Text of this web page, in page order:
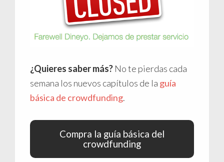
¿Quieres saber más? No te pierdas cada
semana los nuevos capítulos de la guía
básica de crowdfunding.
Compra la guía básica del
crowdfunding